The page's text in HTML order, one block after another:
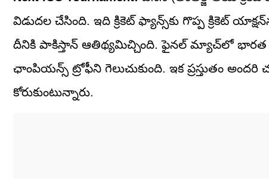
విడుదల చేసింది. ఇది క్రికెట్ ఫ్యాన్స్‌కు గొప్ప క్రికెట్
దీనికి పాకిస్తాన్ ఆతిథ్యమిచ్చింది. ఫైనల్ మ్యాచ్‌లో భారత
ఛాంపియన్స్ ట్రోఫీని గెలుచుకుంది. ఇక ప్రస్తుతం
కోరుకుంటున్నారు.